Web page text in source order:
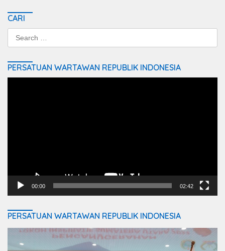
CARI
Search
for:
PERSATUAN WARTAWAN REPUBLIK INDONESIA
00:00 02:42
PERSATUAN WARTAWAN REPUBLIK INDONESIA